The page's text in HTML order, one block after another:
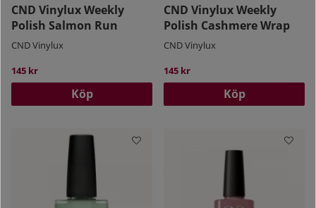
CND Vinylux Weekly
Polish Salmon Run
CND Vinylux
145 kr
Köp
CND Vinylux Weekly
Polish Cashmere Wrap
CND Vinylux
145 kr
Köp